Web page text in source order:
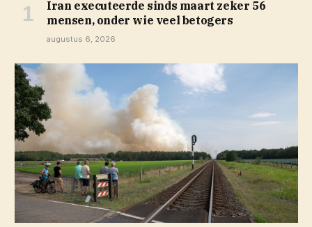
Iran executeerde sinds maart zeker 56
mensen, onder wie veel betogers
augustus 6, 2026